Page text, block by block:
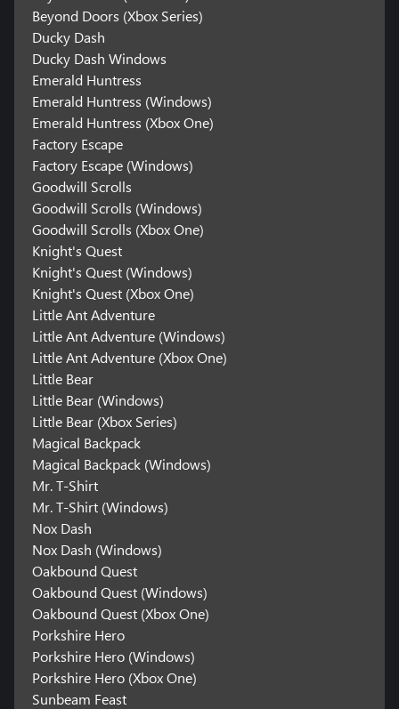
Beyond Doors (Xbox Series)
Ducky Dash
Ducky Dash Windows
Emerald Huntress
Emerald Huntress (Windows)
Emerald Huntress (Xbox One)
Factory Escape
Factory Escape (Windows)
Goodwill Scrolls
Goodwill Scrolls (Windows)
Goodwill Scrolls (Xbox One)
Knight's Quest
Knight's Quest (Windows)
Knight's Quest (Xbox One)
Little Ant Adventure
Little Ant Adventure (Windows)
Little Ant Adventure (Xbox One)
Little Bear
Little Bear (Windows)
Little Bear (Xbox Series)
Magical Backpack
Magical Backpack (Windows)
Mr. T-Shirt
Mr. T-Shirt (Windows)
Nox Dash
Nox Dash (Windows)
Oakbound Quest
Oakbound Quest (Windows)
Oakbound Quest (Xbox One)
Porkshire Hero
Porkshire Hero (Windows)
Porkshire Hero (Xbox One)
Sunbeam Feast